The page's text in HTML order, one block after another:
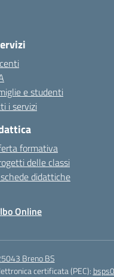
e studenti
i servizi
formativa
delle classi
didattiche
Online
Breno BS
certificata (PEC):